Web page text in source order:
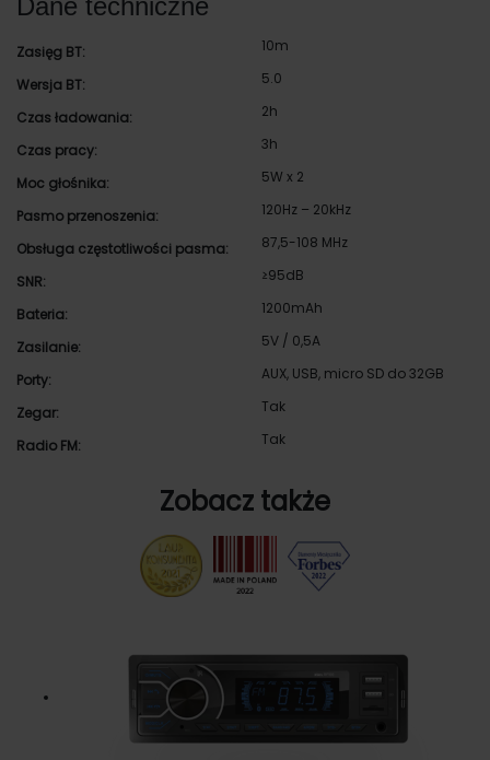
Zasięg BT: 10m
Wersja BT: 5.0
Czas ładowania: 2h
Czas pracy: 3h
Moc głośnika: 5W x 2
Pasmo przenoszenia: 120Hz – 20kHz
Obsługa częstotliwości pasma: 87,5-108 MHz
SNR: ≥95dB
Bateria: 1200mAh
Zasilanie: 5V / 0,5A
Porty: AUX, USB, micro SD do 32GB
Zegar: Tak
Radio FM: Tak
Zobacz także